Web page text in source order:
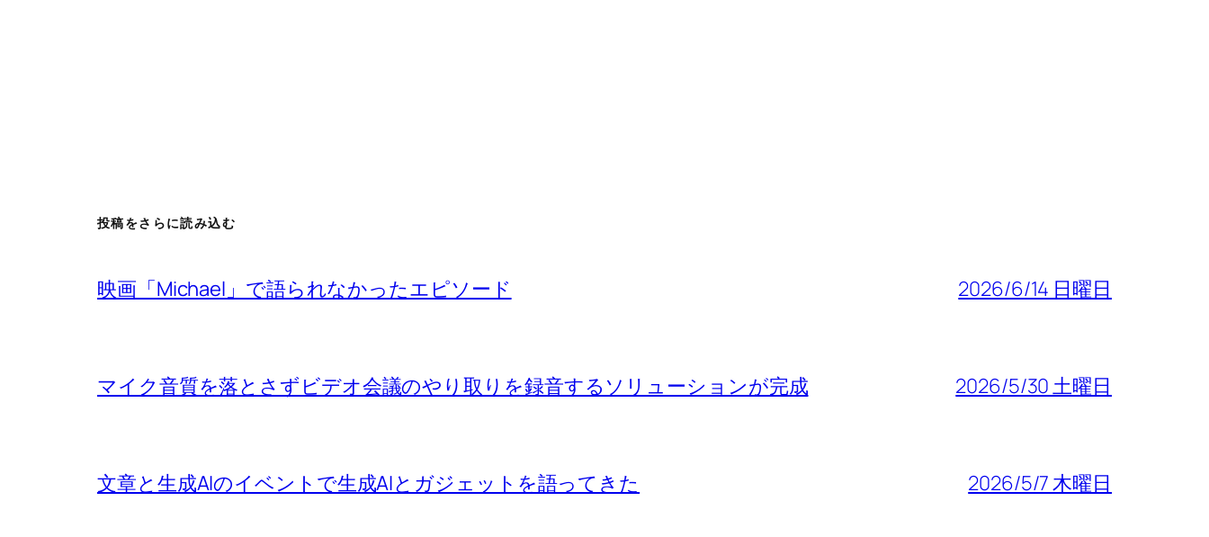
投稿をさらに読み込む
映画「Michael」で語られなかったエピソード 2026/6/14 日曜日
マイク音質を落とさずビデオ会議のやり取りを録音するソリューションが完成 2026/5/30 土曜日
文章と生成AIのイベントで生成AIとガジェットを語ってきた 2026/5/7 木曜日